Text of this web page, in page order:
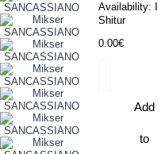
Availability:
Shitur
0.00€
Add
to